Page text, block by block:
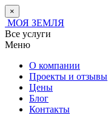
×
МОЯ ЗЕМЛЯ
Все услуги
Меню
О компании
Проекты и отзывы
Цены
Блог
Контакты